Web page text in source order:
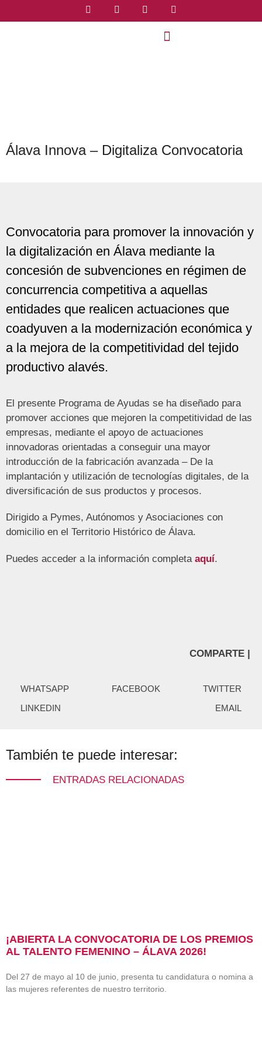
Álava Innova – Digitaliza Convocatoria
Convocatoria para promover la innovación y
la digitalización en Álava mediante la
concesión de subvenciones en régimen de
concurrencia competitiva a aquellas
entidades que realicen actuaciones que
coadyuven a la modernización económica y
a la mejora de la competitividad del tejido
productivo alavés.
El presente Programa de Ayudas se ha diseñado para
promover acciones que mejoren la competitividad de las
empresas, mediante el apoyo de actuaciones
innovadoras orientadas a conseguir una mayor
introducción de la fabricación avanzada – De la
implantación y utilización de tecnologías digitales, de la
diversificación de sus productos y procesos.
Dirigido a Pymes, Autónomos y Asociaciones con
domicilio en el Territorio Histórico de Álava.
Puedes acceder a la información completa aquí.
COMPARTE |
WHATSAPP FACEBOOK
TWITTER
LINKEDIN
EMAIL
También te puede interesar:
ENTRADAS RELACIONADAS
¡ABIERTA LA CONVOCATORIA DE LOS PREMIOS
AL TALENTO FEMENINO – ÁLAVA 2026!
Del 27 de mayo al 10 de junio, presenta tu candidatura o nomina a
las mujeres referentes de nuestro territorio.